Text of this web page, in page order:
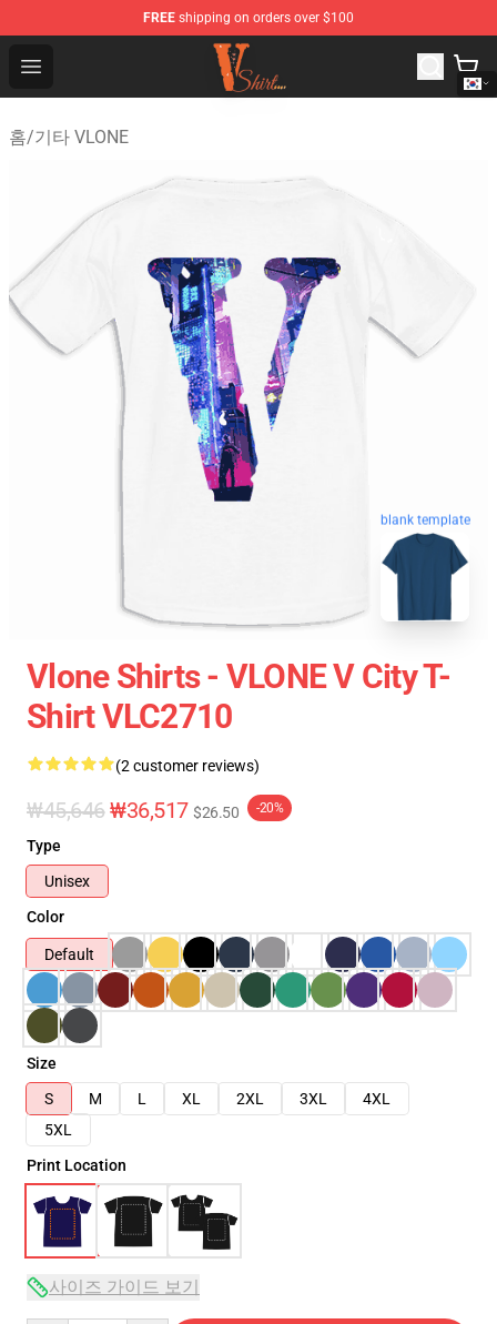
FREE shipping on orders over $100
Open menu
Vlone Shirt Store - Official Vlone Shirt Shop
홈/기타 VLONE
blank template
Vlone Shirts - VLONE V City T-
Shirt VLC2710
(2 customer reviews)
₩45,646₩36,517 $26.50 -20%
Type
Unisex
Color
Default
Size
S
M L XL 2XL 3XL
4XL
5XL
Print Location
사이즈 가이드 보기